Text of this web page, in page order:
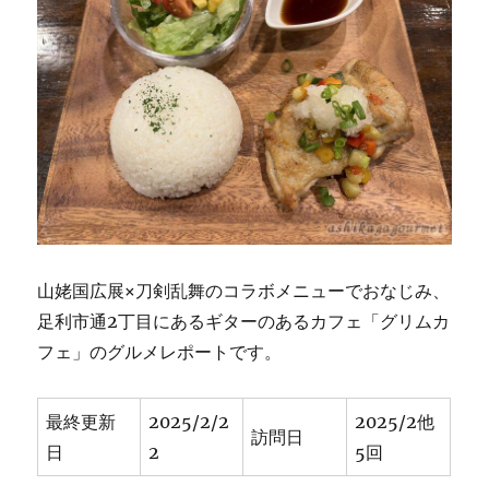
山姥国広展×刀剣乱舞のコラボメニューでおなじみ、
足利市通2丁目にあるギターのあるカフェ「グリムカ
フェ」のグルメレポートです。
最終更新
日
2025/2/2
2
訪問日
2025/2他
5回